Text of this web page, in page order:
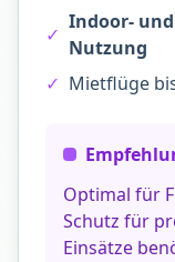
✓
Indoor-
Nutzung
✓ Mietflüge
Optimal für
Schutz für
Einsätze